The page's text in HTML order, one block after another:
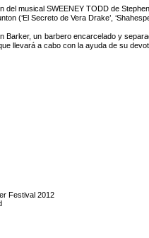
musical SWEENEY TODD de
(‘El Secreto de Vera Drake’,
un barbero encarcelado y
llevará a cabo con la ayuda de su
Festival 2012